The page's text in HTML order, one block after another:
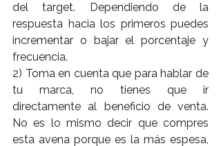
del target. Dependiendo de la
respuesta hacia los primeros puedes
incrementar o bajar el porcentaje y
frecuencia.
2) Toma en cuenta que para hablar de
tu marca, no tienes que ir
directamente al beneficio de venta.
No es lo mismo decir que compres
esta avena porque es la más espesa,